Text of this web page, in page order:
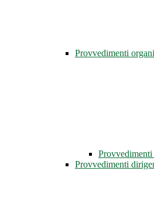
Provvedimenti
Provvedimenti